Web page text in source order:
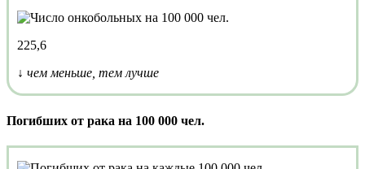
225,6
↓ чем меньше, тем лучше
Погибших от рака на 100 000 чел.